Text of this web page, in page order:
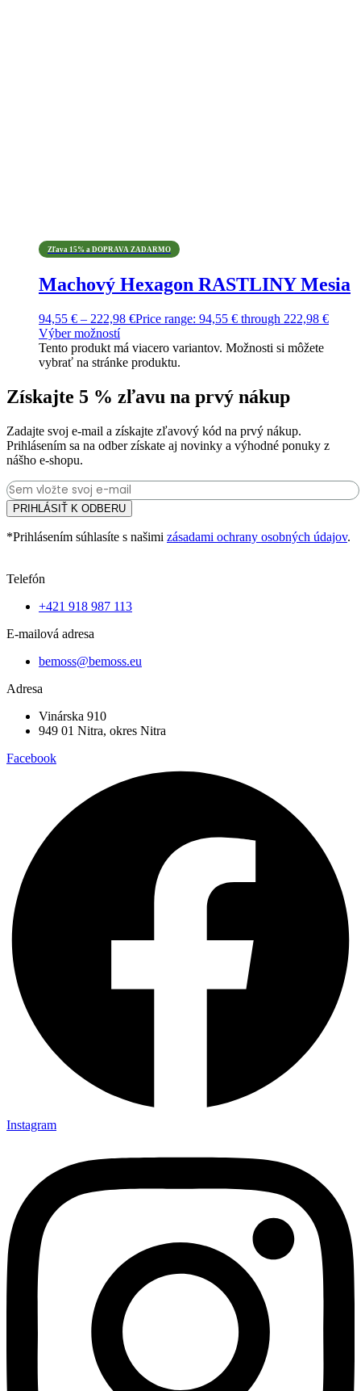
Zľava 15% a DOPRAVA ZADARMO
Machový Hexagon RASTLINY Mesia
94,55 € – 222,98 €Price range: 94,55 € through 222,98 €
Výber možností
Tento produkt má viacero variantov. Možnosti si môžete
vybrať na stránke produktu.
Získajte 5 % zľavu na prvý nákup
Zadajte svoj e-mail a získajte zľavový kód na prvý nákup.
Prihlásením sa na odber získate aj novinky a výhodné ponuky z
nášho e-shopu.
PRIHLÁSIŤ K ODBERU
*Prihlásením súhlasíte s našimi zásadami ochrany osobných údajov.
Telefón
+421 918 987 113
E-mailová adresa
bemoss@bemoss.eu
Adresa
Vinárska 910
949 01 Nitra, okres Nitra
Facebook
Instagram